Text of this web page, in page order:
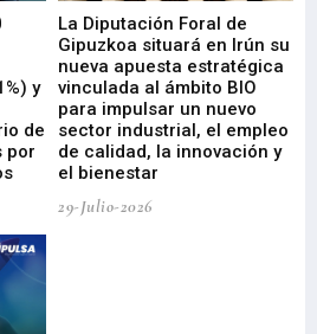
y
de
por
La Diputación Foral de
Gipuzkoa situará en Irún su
nueva apuesta estratégica
vinculada al ámbito BIO
para impulsar un nuevo
sector industrial, el empleo
de calidad, la innovación y
el bienestar
29-Julio-2026